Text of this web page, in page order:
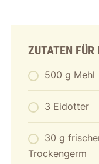
ZUTATEN FÜR
500 g Mehl
3 Eidotter
30 g
Trockengerm